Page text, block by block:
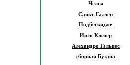
Челси
Санкт-Галлен
Подбескидже
Инго Кленер
Алехандро Гальвес
сборная Бутана